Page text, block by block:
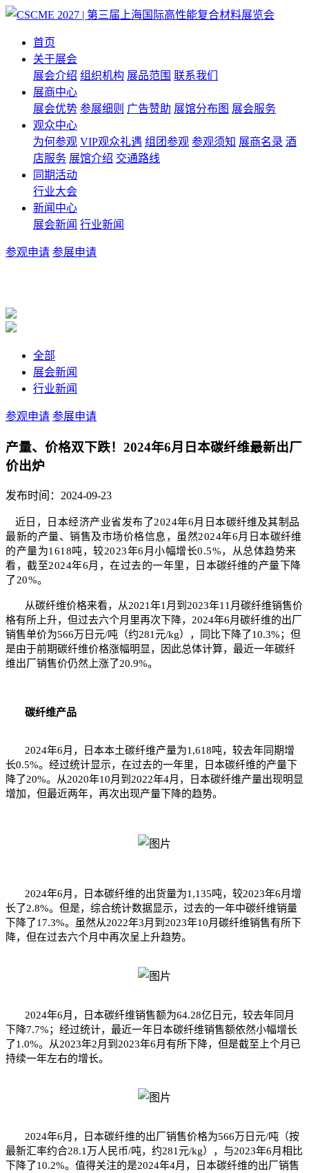
首页
关于展会
展会介绍 组织机构 展品范围 联系我们
展商中心
展会优势 参展细则 广告赞助 展馆分布图 展会服务
观众中心
为何参观 VIP观众礼遇 组团参观 参观须知 展商名录 酒
店服务 展馆介绍 交通路线
同期活动
行业大会
新闻中心
展会新闻 行业新闻
参观申请 参展申请
全部
展会新闻
行业新闻
参观申请 参展申请
产量、价格双下跌！2024年6月日本碳纤维最新出厂
价出炉
发布时间：2024-09-23
近日，日本经济产业省发布了2024年6月日本碳纤维及其制品
最新的产量、销售及市场价格信息，虽然2024年6月日本碳纤维
的产量为1618吨，较2023年6月小幅增长0.5%，从总体趋势来
看，截至2024年6月，在过去的一年里，日本碳纤维的产量下降
了20%。
从碳纤维价格来看，从2021年1月到2023年11月碳纤维销售价
格有所上升，但过去六个月里再次下降，2024年6月碳纤维的出厂
销售单价为566万日元/吨（约281元/kg），同比下降了10.3%；但
是由于前期碳纤维价格涨幅明显，因此总体计算，最近一年碳纤
维出厂销售价仍然上涨了20.9%。
碳纤维产品
2024年6月，日本本土碳纤维产量为1,618吨，较去年同期增
长0.5%。经过统计显示，在过去的一年里，日本碳纤维的产量下
降了20%。从2020年10月到2022年4月，日本碳纤维产量出现明显
增加，但最近两年，再次出现产量下降的趋势。
2024年6月，日本碳纤维的出货量为1,135吨，较2023年6月增
长了2.8%。但是，综合统计数据显示，过去的一年中碳纤维销量
下降了17.3%。虽然从2022年3月到2023年10月碳纤维销售有所下
降，但在过去六个月中再次呈上升趋势。
2024年6月，日本碳纤维销售额为64.28亿日元，较去年同月
下降7.7%；经过统计，最近一年日本碳纤维销售额依然小幅增长
了1.0%。从2023年2月到2023年6月有所下降，但是截至上个月已
持续一年左右的增长。
2024年6月，日本碳纤维的出厂销售价格为566万日元/吨（按
最新汇率约合28.1万人民币/吨，约281元/kg），与2023年6月相比
下降了10.2%。值得关注的是2024年4月，日本碳纤维的出厂销售